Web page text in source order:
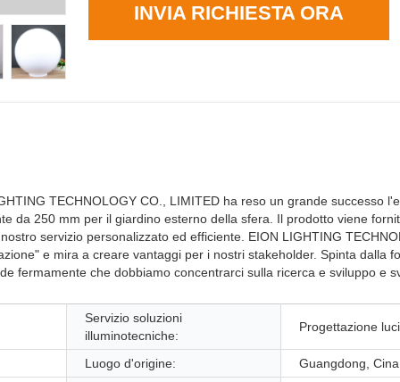
INVIA RICHIESTA ORA
TECHNOLOGY CO., LIMITED ha reso un grande successo
da 250 mm per il giardino esterno della sfera. Il prodotto viene
servizio personalizzato ed efficiente. EION LIGHTING
e mira a creare vantaggi per i nostri stakeholder. Spinta dalla
fermamente che dobbiamo concentrarci sulla ricerca e sviluppo e
Servizio soluzioni
illuminotecniche:
Progettazione
Luogo d'origine:
Guangdong, Cina